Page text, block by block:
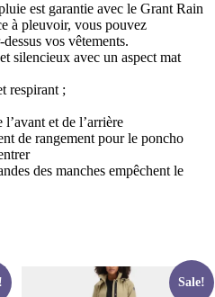
est garantie avec le Grant Rain
à pleuvoir, vous pouvez
vos vêtements.
silencieux avec un aspect mat
respirant ;
et de l’arrière
de rangement pour le poncho
des manches empêchent le
Sale!